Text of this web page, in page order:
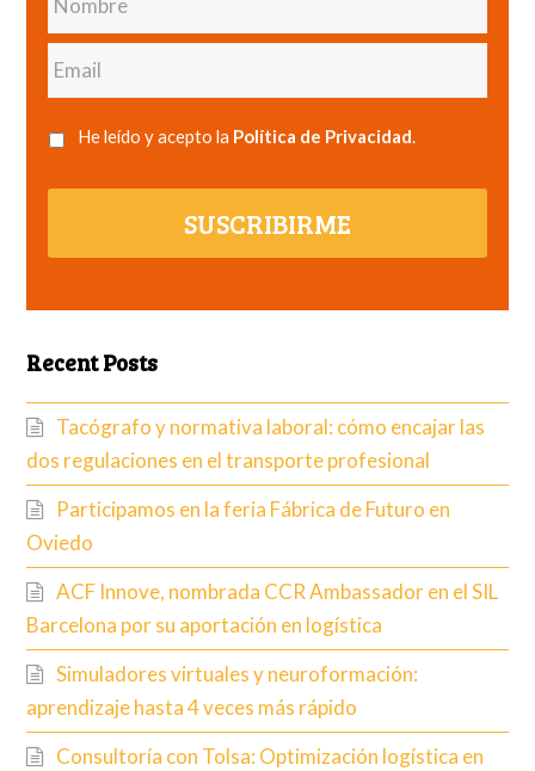
Email
He leído y acepto la Política de Privacidad.
SUSCRIBIRME
Recent Posts
Tacógrafo y normativa laboral: cómo encajar las
dos regulaciones en el transporte profesional
Participamos en la feria Fábrica de Futuro en
Oviedo
ACF Innove, nombrada CCR Ambassador en el SIL
Barcelona por su aportación en logística
Simuladores virtuales y neuroformación:
aprendizaje hasta 4 veces más rápido
Consultoría con Tolsa: Optimización logística en